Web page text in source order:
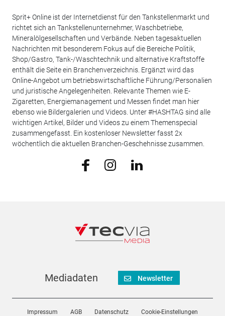
Sprit+ Online ist der Internetdienst für den Tankstellenmarkt und
richtet sich an Tankstellenunternehmer, Waschbetriebe,
Mineralölgesellschaften und Verbände. Neben tagesaktuellen
Nachrichten mit besonderem Fokus auf die Bereiche Politik,
Shop/Gastro, Tank-/Waschtechnik und alternative Kraftstoffe
enthält die Seite ein Branchenverzeichnis. Ergänzt wird das
Online-Angebot um betriebswirtschaftliche Führung/Personalien
und juristische Angelegenheiten. Relevante Themen wie E-
Zigaretten, Energiemanagement und Messen findet man hier
ebenso wie Bildergalerien und Videos. Unter #HASHTAG sind alle
wichtigen Artikel, Bilder und Videos zu einem Themenspecial
zusammengefasst. Ein kostenloser Newsletter fasst 2x
wöchentlich die aktuellen Branchen-Geschehnisse zusammen.
Mediadaten Newsletter
Impressum AGB Datenschutz Cookie-Einstellungen